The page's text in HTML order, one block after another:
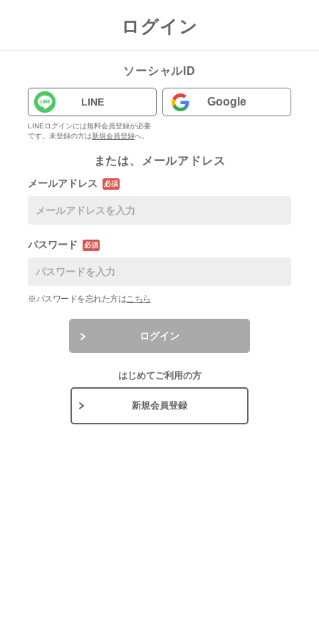
ログイン
ソーシャルID
LINE
LINEログインには無料会員登録が必要
です。未登録の方は新規会員登録へ。
Google
または、メールアドレス
メールアドレス 必須
パスワード 必須
※パスワードを忘れた方はこちら
ログイン
はじめてご利用の方
新規会員登録